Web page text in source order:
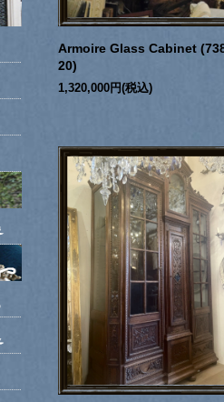
Armoire Glass Cabinet
20)
1,320,000円(税込)